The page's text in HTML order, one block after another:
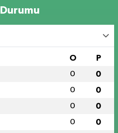
O P
0 0
0 0
0 0
0 0